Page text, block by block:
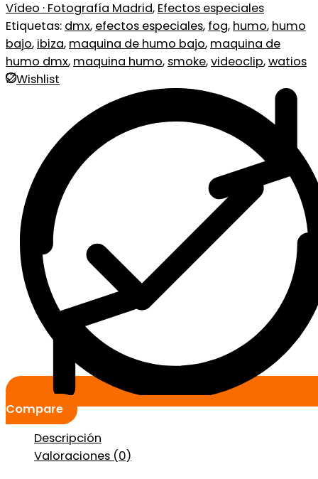
Vídeo · Fotografía Madrid, Efectos especiales
Etiquetas: dmx, efectos especiales, fog, humo, humo
bajo, ibiza, maquina de humo bajo, maquina de
humo dmx, maquina humo, smoke,videoclip,watios
Wishlist
Compare
Descripción
Valoraciones (0)